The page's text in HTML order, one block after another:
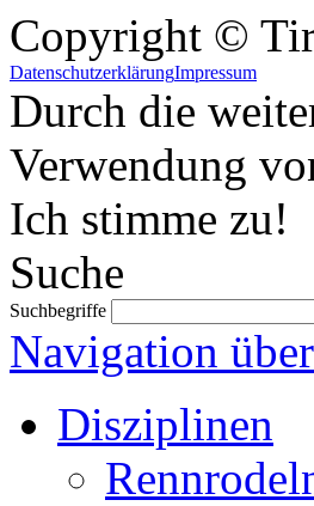
Copyright ©
DatenschutzerklärungImpressum
Durch die
Verwendung
Ich stimme zu!
Suche
Suchbegriffe
Navigation
Disziplinen